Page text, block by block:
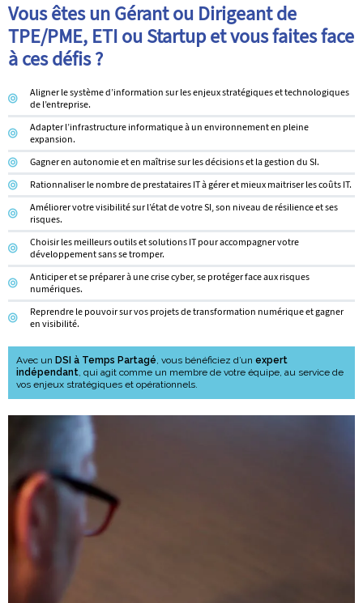
Vous êtes un Gérant ou Dirigeant de
TPE/PME, ETI ou Startup et vous faites face
à ces défis ?
Aligner le système d’information sur les enjeux stratégiques et technologiques
de l’entreprise.
Adapter l’infrastructure informatique à un environnement en pleine
expansion.
Gagner en autonomie et en maîtrise sur les décisions et la gestion du SI.
Rationnaliser le nombre de prestataires IT à gérer et mieux maitriser les coûts IT.
Améliorer votre visibilité sur l’état de votre SI, son niveau de résilience et ses
risques.
Choisir les meilleurs outils et solutions IT pour accompagner votre
développement sans se tromper.
Anticiper et se préparer à une crise cyber, se protéger face aux risques
numériques.
Reprendre le pouvoir sur vos projets de transformation numérique et gagner
en visibilité.
Avec un DSI à Temps Partagé, vous bénéficiez d’un expert
indépendant, qui agit comme un membre de votre équipe, au service de
vos enjeux stratégiques et opérationnels.